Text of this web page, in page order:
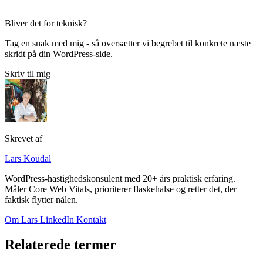
Bliver det for teknisk?
Tag en snak med mig - så oversætter vi begrebet til konkrete næste
skridt på din WordPress-side.
Skriv til mig
Skrevet af
Lars Koudal
WordPress-hastighedskonsulent med 20+ års praktisk erfaring.
Måler Core Web Vitals, prioriterer flaskehalse og retter det, der
faktisk flytter nålen.
Om Lars LinkedIn Kontakt
Relaterede termer